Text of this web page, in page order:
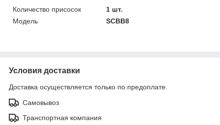
Количество присосок
1 шт.
Модель
SCBB8
Условия доставки
Доставка осуществляется только по предоплате.
Самовывоз
Транспортная компания